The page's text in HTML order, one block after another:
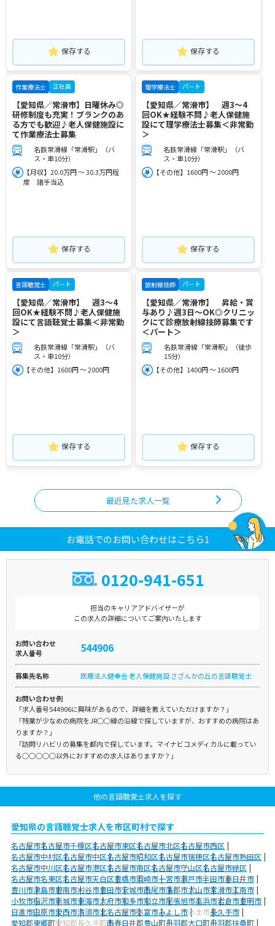
保存する 保存する
作業療法士 正社員
【愛知県／常滑市】日曜休み◎
研修制度も充実！ブランクのあ
る方でも歓迎♪老人保健施設に
て作業療法士募集
名鉄常滑線「常滑駅」（バ
ス・車10分）
【月収】20.0万円 ～ 30.3万円程
度 諸手当込
保存する
理学療法士 パート
【愛知県／常滑市】 週3～4
回OK★経験不問♪老人保健施
設にて理学療法士募集＜非常勤
＞
名鉄常滑線「常滑駅」（バ
ス・車10分）
【その他】1600円 ～ 2000円
保存する
言語聴覚士 パート
【愛知県／常滑市】 週3～4
回OK★経験不問♪老人保健施
設にて言語聴覚士募集＜非常勤
＞
名鉄常滑線「常滑駅」（バ
ス・車10分）
【その他】1600円 ～ 2000円
保存する
放射線技師 パート
【愛知県／常滑市】 昇給・賞
与あり♪週3日～OK◎クリニッ
クにて診療放射線技師募集です
＜パート＞
名鉄常滑線「常滑駅」（徒歩
15分）
【その他】1400円 ～ 1600円
保存する
最近見た求人一覧
お電話でのお問い合わせはこちら1
0120-941-651
担当のキャリアアドバイザーが
この求人の詳細についてご案内いたします
お問い合わせ
求人番号
544906
募集先名称 医療法人健幸会 老人保健施設 さざんかの丘の言語聴覚士
お問い合わせ例
「求人番号544906に興味があるので、詳細を教えていただけますか？」
「残業が少なめの病院をJR○○線の沿線で探していますが、おすすめの病院はあ
りますか？」
「訪問リハビリの募集を都内で探しています。マイナビコメディカルに載ってい
る○○○○○以外におすすめの求人はありますか？」
他の言語聴覚士求人を探す
愛知県の言語聴覚士求人を市区町村で探す
名古屋市名古屋市千種区名古屋市東区名古屋市北区名古屋市西区
名古屋市中村区名古屋市中区名古屋市昭和区名古屋市瑞穂区名古屋市熱田区
名古屋市中川区名古屋市港区名古屋市南区名古屋市守山区名古屋市緑区
名古屋市名東区名古屋市天白区豊橋市岡崎市一宮市瀬戸市半田市春日井市
豊川市津島市碧南市刈谷市豊田市安城市西尾市蒲郡市犬山市常滑市江南市
小牧市稲沢市新城市東海市大府市知多市知立市尾張旭市高浜市岩倉市豊明市
日進市田原市愛西市清須市北名古屋市弥富市みよし市あま市長久手市
愛知郡東郷町愛知郡長久手町西春日井郡豊山町丹羽郡大口町丹羽郡扶桑町